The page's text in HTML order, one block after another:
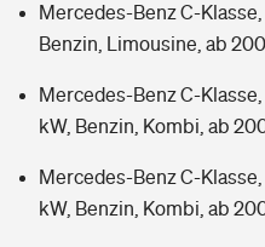
Mercedes-Benz C-
Benzin, Limousine, ab
Mercedes-Benz C-
kW, Benzin, Kombi, ab
Mercedes-Benz C-
kW, Benzin, Kombi, ab